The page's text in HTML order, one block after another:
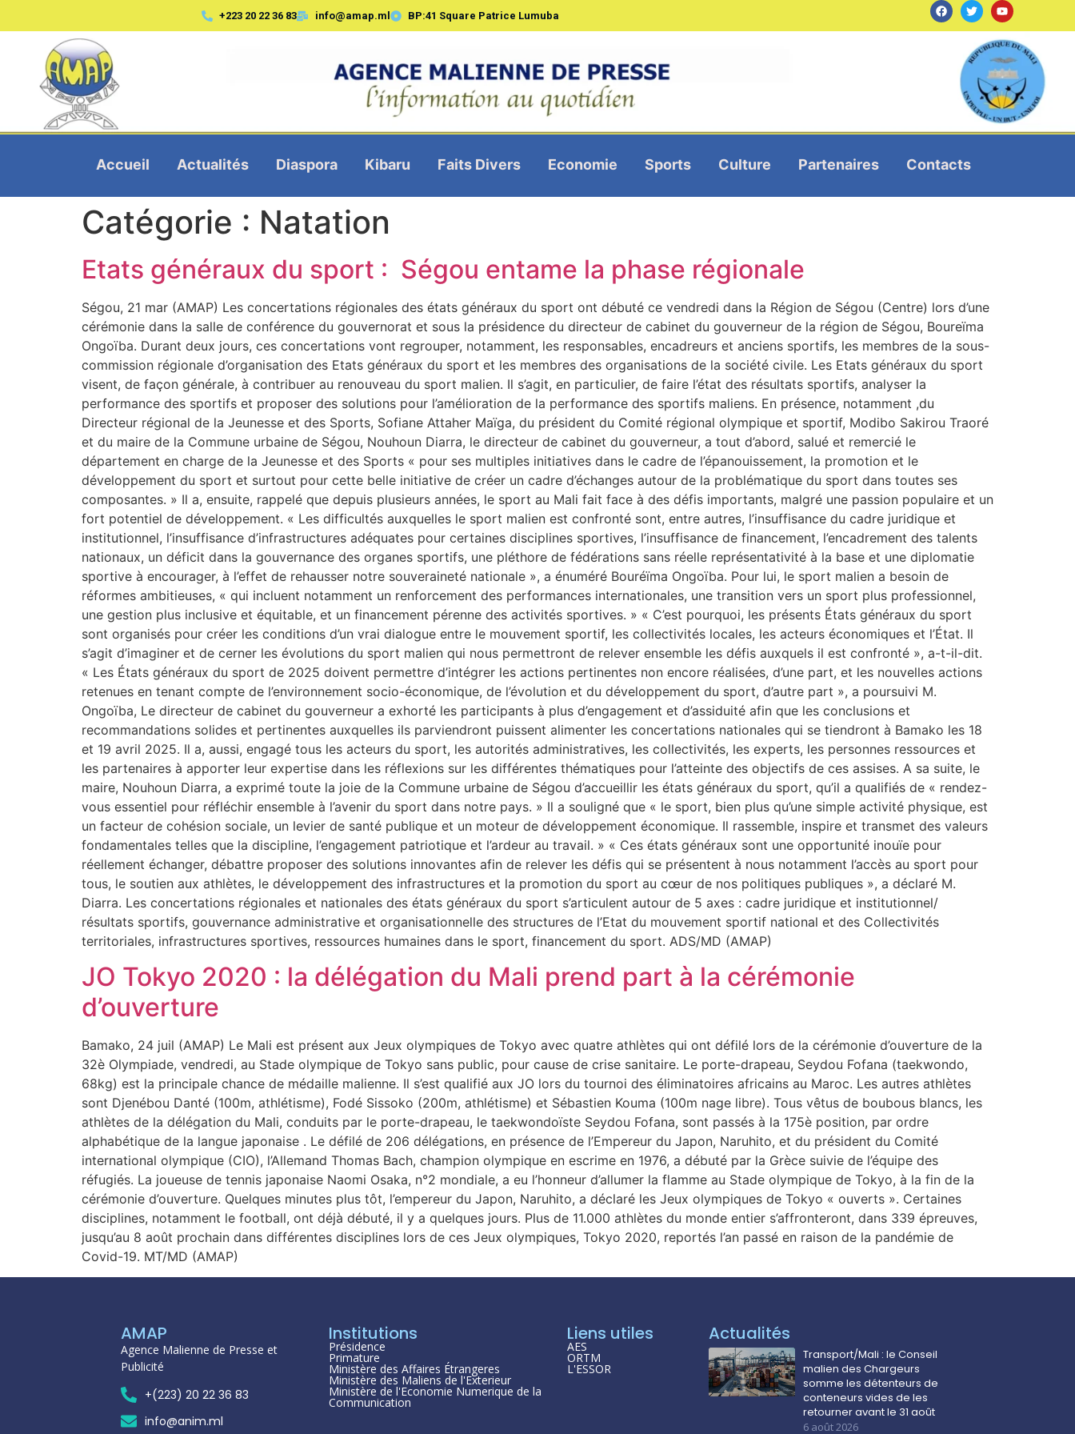
+223 20 22 36 83 info@amap.ml BP:41 Square Patrice Lumuba
Accueil Actualités Diaspora Kibaru Faits Divers Economie Sports Culture Partenaires Contacts
Catégorie : Natation
Etats généraux du sport : Ségou entame la phase régionale
Ségou, 21 mar (AMAP) Les concertations régionales des états généraux du sport ont débuté ce vendredi dans la Région de Ségou (Centre) lors d’une
cérémonie dans la salle de conférence du gouvernorat et sous la présidence du directeur de cabinet du gouverneur de la région de Ségou, Boureïma
Ongoïba. Durant deux jours, ces concertations vont regrouper, notamment, les responsables, encadreurs et anciens sportifs, les membres de la sous-
commission régionale d’organisation des Etats généraux du sport et les membres des organisations de la société civile. Les Etats généraux du sport
visent, de façon générale, à contribuer au renouveau du sport malien. Il s’agit, en particulier, de faire l’état des résultats sportifs, analyser la
performance des sportifs et proposer des solutions pour l’amélioration de la performance des sportifs maliens. En présence, notamment ,du
Directeur régional de la Jeunesse et des Sports, Sofiane Attaher Maïga, du président du Comité régional olympique et sportif, Modibo Sakirou Traoré
et du maire de la Commune urbaine de Ségou, Nouhoun Diarra, le directeur de cabinet du gouverneur, a tout d’abord, salué et remercié le
département en charge de la Jeunesse et des Sports « pour ses multiples initiatives dans le cadre de l’épanouissement, la promotion et le
développement du sport et surtout pour cette belle initiative de créer un cadre d’échanges autour de la problématique du sport dans toutes ses
composantes. » Il a, ensuite, rappelé que depuis plusieurs années, le sport au Mali fait face à des défis importants, malgré une passion populaire et un
fort potentiel de développement. « Les difficultés auxquelles le sport malien est confronté sont, entre autres, l’insuffisance du cadre juridique et
institutionnel, l’insuffisance d’infrastructures adéquates pour certaines disciplines sportives, l’insuffisance de financement, l’encadrement des talents
nationaux, un déficit dans la gouvernance des organes sportifs, une pléthore de fédérations sans réelle représentativité à la base et une diplomatie
sportive à encourager, à l’effet de rehausser notre souveraineté nationale », a énuméré Bouréïma Ongoïba. Pour lui, le sport malien a besoin de
réformes ambitieuses, « qui incluent notamment un renforcement des performances internationales, une transition vers un sport plus professionnel,
une gestion plus inclusive et équitable, et un financement pérenne des activités sportives. » « C’est pourquoi, les présents États généraux du sport
sont organisés pour créer les conditions d’un vrai dialogue entre le mouvement sportif, les collectivités locales, les acteurs économiques et l’État. Il
s’agit d’imaginer et de cerner les évolutions du sport malien qui nous permettront de relever ensemble les défis auxquels il est confronté », a-t-il-dit.
« Les États généraux du sport de 2025 doivent permettre d’intégrer les actions pertinentes non encore réalisées, d’une part, et les nouvelles actions
retenues en tenant compte de l’environnement socio-économique, de l’évolution et du développement du sport, d’autre part », a poursuivi M.
Ongoïba, Le directeur de cabinet du gouverneur a exhorté les participants à plus d’engagement et d’assiduité afin que les conclusions et
recommandations solides et pertinentes auxquelles ils parviendront puissent alimenter les concertations nationales qui se tiendront à Bamako les 18
et 19 avril 2025. Il a, aussi, engagé tous les acteurs du sport, les autorités administratives, les collectivités, les experts, les personnes ressources et
les partenaires à apporter leur expertise dans les réflexions sur les différentes thématiques pour l’atteinte des objectifs de ces assises. A sa suite, le
maire, Nouhoun Diarra, a exprimé toute la joie de la Commune urbaine de Ségou d’accueillir les états généraux du sport, qu’il a qualifiés de « rendez-
vous essentiel pour réfléchir ensemble à l’avenir du sport dans notre pays. » Il a souligné que « le sport, bien plus qu’une simple activité physique, est
un facteur de cohésion sociale, un levier de santé publique et un moteur de développement économique. Il rassemble, inspire et transmet des valeurs
fondamentales telles que la discipline, l’engagement patriotique et l’ardeur au travail. » « Ces états généraux sont une opportunité inouïe pour
réellement échanger, débattre proposer des solutions innovantes afin de relever les défis qui se présentent à nous notamment l’accès au sport pour
tous, le soutien aux athlètes, le développement des infrastructures et la promotion du sport au cœur de nos politiques publiques », a déclaré M.
Diarra. Les concertations régionales et nationales des états généraux du sport s’articulent autour de 5 axes : cadre juridique et institutionnel/
résultats sportifs, gouvernance administrative et organisationnelle des structures de l’Etat du mouvement sportif national et des Collectivités
territoriales, infrastructures sportives, ressources humaines dans le sport, financement du sport. ADS/MD (AMAP)
JO Tokyo 2020 : la délégation du Mali prend part à la cérémonie
d’ouverture
Bamako, 24 juil (AMAP) Le Mali est présent aux Jeux olympiques de Tokyo avec quatre athlètes qui ont défilé lors de la cérémonie d’ouverture de la
32è Olympiade, vendredi, au Stade olympique de Tokyo sans public, pour cause de crise sanitaire. Le porte-drapeau, Seydou Fofana (taekwondo,
68kg) est la principale chance de médaille malienne. Il s’est qualifié aux JO lors du tournoi des éliminatoires africains au Maroc. Les autres athlètes
sont Djenébou Danté (100m, athlétisme), Fodé Sissoko (200m, athlétisme) et Sébastien Kouma (100m nage libre). Tous vêtus de boubous blancs, les
athlètes de la délégation du Mali, conduits par le porte-drapeau, le taekwondoïste Seydou Fofana, sont passés à la 175è position, par ordre
alphabétique de la langue japonaise . Le défilé de 206 délégations, en présence de l’Empereur du Japon, Naruhito, et du président du Comité
international olympique (CIO), l’Allemand Thomas Bach, champion olympique en escrime en 1976, a débuté par la Grèce suivie de l’équipe des
réfugiés. La joueuse de tennis japonaise Naomi Osaka, n°2 mondiale, a eu l’honneur d’allumer la flamme au Stade olympique de Tokyo, à la fin de la
cérémonie d’ouverture. Quelques minutes plus tôt, l’empereur du Japon, Naruhito, a déclaré les Jeux olympiques de Tokyo « ouverts ». Certaines
disciplines, notamment le football, ont déjà débuté, il y a quelques jours. Plus de 11.000 athlètes du monde entier s’affronteront, dans 339 épreuves,
jusqu’au 8 août prochain dans différentes disciplines lors de ces Jeux olympiques, Tokyo 2020, reportés l’an passé en raison de la pandémie de
Covid-19. MT/MD (AMAP)
AMAP
Agence Malienne de Presse et
Publicité
+(223) 20 22 36 83
info@anim.ml
Institutions
Présidence
Primature
Ministère des Affaires Étrangeres
Ministère des Maliens de l'Exterieur
Ministère de l'Economie Numerique de la
Communication
Liens utiles
AES
ORTM
L'ESSOR
Actualités
Transport/Mali : le Conseil
malien des Chargeurs
somme les détenteurs de
conteneurs vides de les
retourner avant le 31 août
6 août 2026